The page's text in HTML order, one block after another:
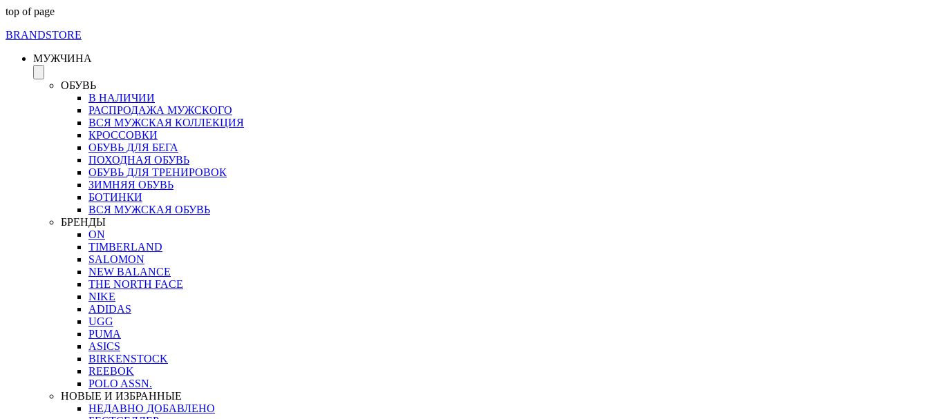
top of page
BRANDSTORE
МУЖЧИНА
ОБУВЬ
В НАЛИЧИИ
РАСПРОДАЖА МУЖСКОГО
ВСЯ МУЖСКАЯ КОЛЛЕКЦИЯ
КРОССОВКИ
ОБУВЬ ДЛЯ БЕГА
ПОХОДНАЯ ОБУВЬ
ОБУВЬ ДЛЯ ТРЕНИРОВОК
ЗИМНЯЯ ОБУВЬ
БОТИНКИ
ВСЯ МУЖСКАЯ ОБУВЬ
БРЕНДЫ
ON
TIMBERLAND
SALOMON
NEW BALANCE
THE NORTH FACE
NIKE
ADIDAS
UGG
PUMA
ASICS
BIRKENSTOCK
REEBOK
POLO ASSN.
НОВЫЕ И ИЗБРАННЫЕ
НЕДАВНО ДОБАВЛЕНО